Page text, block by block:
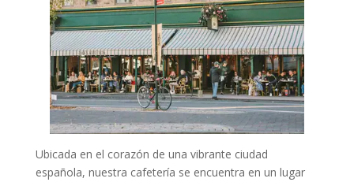
Ubicada en el corazón de una vibrante ciudad
española, nuestra cafetería se encuentra en un lugar